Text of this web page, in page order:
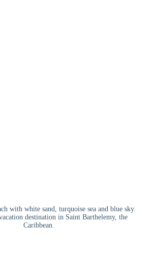
with white sand, turquoise sea and blue sky.
destination in Saint Barthelemy, the
Caribbean.